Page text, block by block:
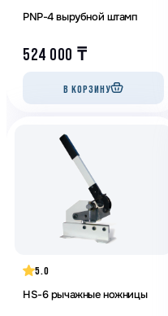
PNP-4 вырубной штамп
524 000 ₸
В КОРЗИНУ
5.0
HS-6 рычажные ножницы